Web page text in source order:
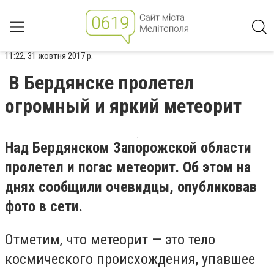
11:22, 31 жовтня 2017 р.
В Бердянске пролетел
огромный и яркий метеорит
Над Бердянском Запорожской области
пролетел и погас метеорит. Об этом на
днях сообщили очевидцы, опубликовав
фото в сети.
Отметим, что метеорит — это тело
космического происхождения, упавшее